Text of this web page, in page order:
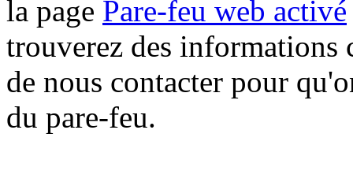
la page Pare-feu web activé
trouverez des informations
de nous contacter pour
du pare-feu.